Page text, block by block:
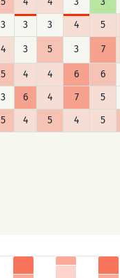
3 3 3 4 5
4 3 5 3 7
5 4 4 6 6
3 6 4 7 5
5 4 5 4 5